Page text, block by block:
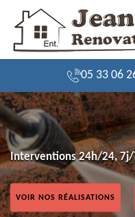
05 33 06
Interventions 24h/24, 7j/
VOIR NOS RÉALISATIONS